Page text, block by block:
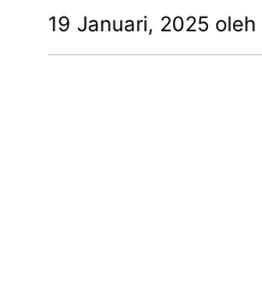
19 Januari, 2025 oleh